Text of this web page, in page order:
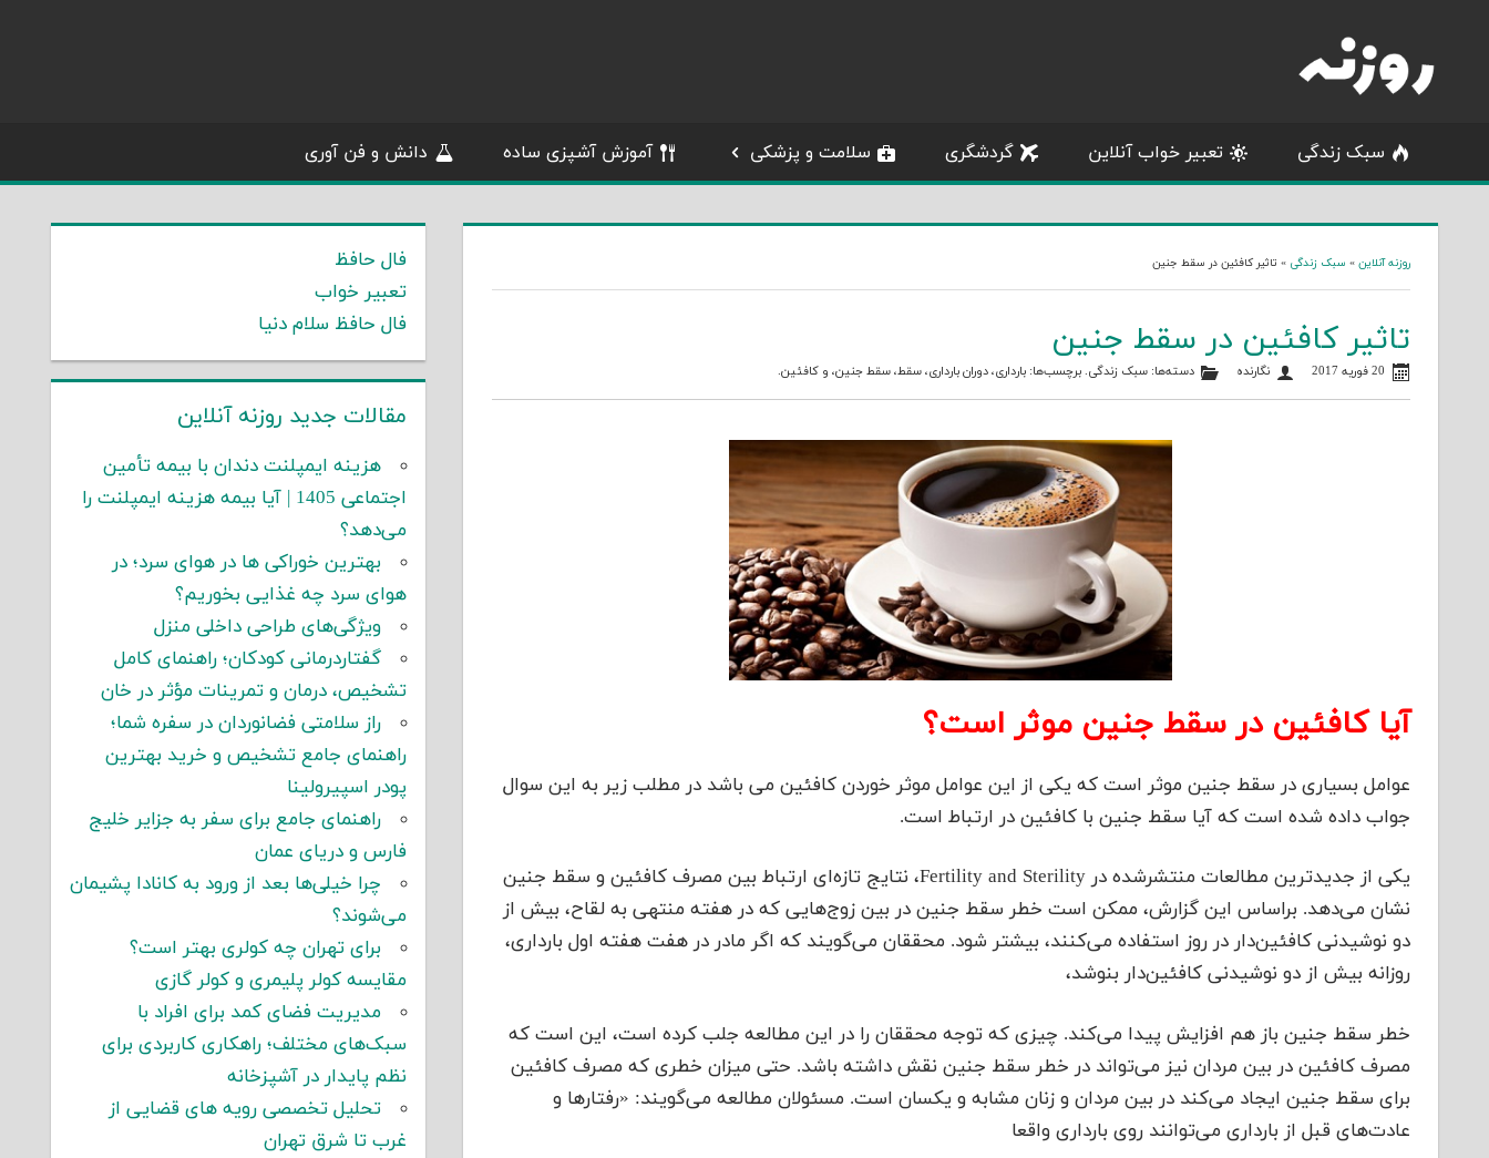
content
سبک زندگی تعبیر خواب آنلاین گردشگری سلامت و پزشکی آموزش آشپزی ساده دانش و فن آوری
روزنه آنلاین » سبک زندگی » تاثیر کافئین در سقط جنین
تاثیر کافئین در سقط جنین
20 فوریه 2017 نگارنده دسته‌ها:سبک زندگی. برچسب‌ها:بارداری،دوران بارداری،سقط،سقط جنین، وکافئین.
آیا کافئین در سقط جنین موثر است؟
عوامل بسیاری در سقط جنین موثر است که یکی از این عوامل موثر خوردن کافئین می باشد در مطلب زیر به این سوال
جواب داده شده است که آیا سقط جنین با کافئین در ارتباط است.
یکی از جدیدترین مطالعات منتشرشده در Fertility and Sterility، نتایج تازه‌ای ارتباط بین مصرف کافئین و سقط جنین
نشان می‌دهد. براساس این گزارش، ممکن است خطر سقط جنین در بین زوج‌هایی که در هفته منتهی به لقاح، بیش از
دو نوشیدنی کافئین‌دار در روز استفاده می‌کنند، بیشتر شود. محققان می‌گویند که اگر مادر در هفت هفته اول بارداری،‌
روزانه بیش از دو نوشیدنی کافئین‌دار بنوشد،
خطر سقط جنین باز هم افزایش پیدا می‌کند. چیزی که توجه محققان را در این مطالعه جلب کرده است، این است که
مصرف کافئین در بین مردان نیز می‌تواند در خطر سقط جنین نقش داشته باشد. حتی میزان خطری که مصرف کافئین
برای سقط جنین ایجاد می‌کند در بین مردان و زنان مشابه و یکسان است. مسئولان مطالعه می‌گویند: «رفتارها و
عادت‌های قبل از بارداری می‌توانند روی بارداری واقعا
فال حافظ
تعبیر خواب
فال حافظ سلام دنیا
مقالات جدید روزنه آنلاین
هزینه ایمپلنت دندان با بیمه تأمین
اجتماعی 1405 | آیا بیمه هزینه ایمپلنت را
می‌دهد؟
بهترین خوراکی ها در هوای سرد؛ در
هوای سرد چه غذایی بخوریم؟
ویژگی‌های طراحی داخلی منزل
گفتاردرمانی کودکان؛ راهنمای کامل
تشخیص، درمان و تمرینات مؤثر در خان
راز سلامتی فضانوردان در سفره شما؛
راهنمای جامع تشخیص و خرید بهترین
پودر اسپیرولینا
راهنمای جامع برای سفر به جزایر خلیج
فارس و دریای عمان
چرا خیلی‌ها بعد از ورود به کانادا پشیمان
می‌شوند؟
برای تهران چه کولری بهتر است؟
مقایسه کولر پلیمری و کولر گازی
مدیریت فضای کمد برای افراد با
سبک‌های مختلف؛ راهکاری کاربردی برای
نظم پایدار در آشپزخانه
تحلیل تخصصی رویه های قضایی از
غرب تا شرق تهران